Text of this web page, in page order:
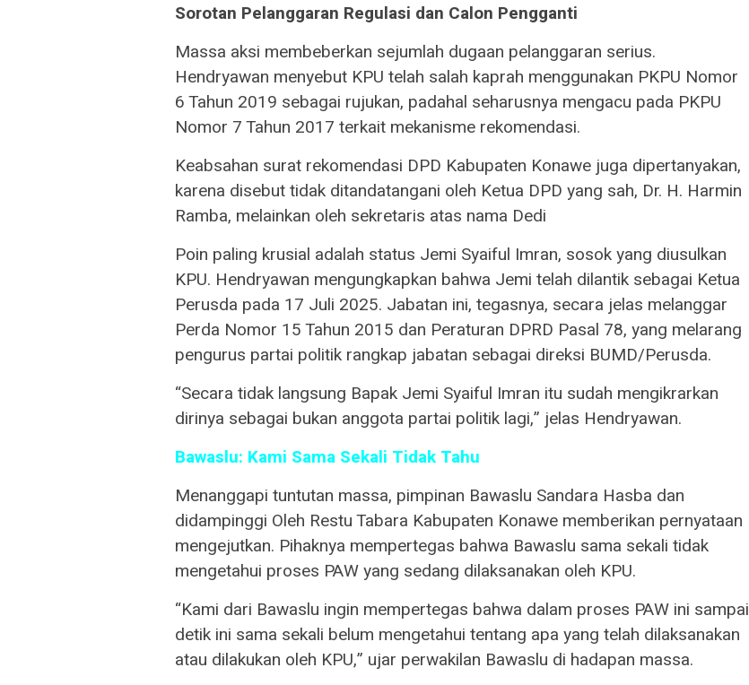
Sorotan Pelanggaran Regulasi dan Calon Pengganti
Massa aksi membeberkan sejumlah dugaan pelanggaran serius.
Hendryawan menyebut KPU telah salah kaprah menggunakan PKPU Nomor
6 Tahun 2019 sebagai rujukan, padahal seharusnya mengacu pada PKPU
Nomor 7 Tahun 2017 terkait mekanisme rekomendasi.
Keabsahan surat rekomendasi DPD Kabupaten Konawe juga dipertanyakan,
karena disebut tidak ditandatangani oleh Ketua DPD yang sah, Dr. H. Harmin
Ramba, melainkan oleh sekretaris atas nama Dedi
Poin paling krusial adalah status Jemi Syaiful Imran, sosok yang diusulkan
KPU. Hendryawan mengungkapkan bahwa Jemi telah dilantik sebagai Ketua
Perusda pada 17 Juli 2025. Jabatan ini, tegasnya, secara jelas melanggar
Perda Nomor 15 Tahun 2015 dan Peraturan DPRD Pasal 78, yang melarang
pengurus partai politik rangkap jabatan sebagai direksi BUMD/Perusda.
“Secara tidak langsung Bapak Jemi Syaiful Imran itu sudah mengikrarkan
dirinya sebagai bukan anggota partai politik lagi,” jelas Hendryawan.
Bawaslu: Kami Sama Sekali Tidak Tahu
Menanggapi tuntutan massa, pimpinan Bawaslu Sandara Hasba dan
didampinggi Oleh Restu Tabara Kabupaten Konawe memberikan pernyataan
mengejutkan. Pihaknya mempertegas bahwa Bawaslu sama sekali tidak
mengetahui proses PAW yang sedang dilaksanakan oleh KPU.
“Kami dari Bawaslu ingin mempertegas bahwa dalam proses PAW ini sampai
detik ini sama sekali belum mengetahui tentang apa yang telah dilaksanakan
atau dilakukan oleh KPU,” ujar perwakilan Bawaslu di hadapan massa.